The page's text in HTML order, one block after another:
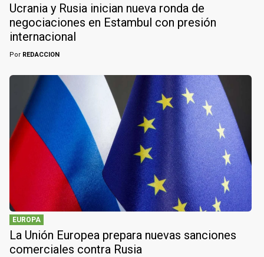
Ucrania y Rusia inician nueva ronda de
negociaciones en Estambul con presión
internacional
Por REDACCION
EUROPA
La Unión Europea prepara nuevas sanciones
comerciales contra Rusia